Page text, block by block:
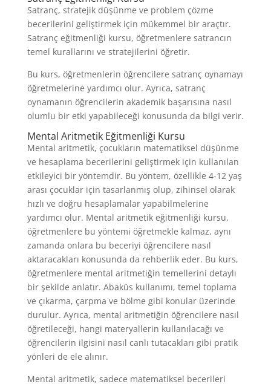
Satranç, stratejik düşünme ve problem çözme
becerilerini geliştirmek için mükemmel bir araçtır.
Satranç eğitmenliği kursu, öğretmenlere satrancın
temel kurallarını ve stratejilerini öğretir.
Bu kurs, öğretmenlerin öğrencilere satranç oynamayı
öğretmelerine yardımcı olur. Ayrıca, satranç
oynamanın öğrencilerin akademik başarısına nasıl
olumlu bir etki yapabileceği konusunda da bilgi verir.
Mental Aritmetik Eğitmenliği Kursu
Mental aritmetik, çocukların matematiksel düşünme
ve hesaplama becerilerini geliştirmek için kullanılan
etkileyici bir yöntemdir. Bu yöntem, özellikle 4-12 yaş
arası çocuklar için tasarlanmış olup, zihinsel olarak
hızlı ve doğru hesaplamalar yapabilmelerine
yardımcı olur. Mental aritmetik eğitmenliği kursu,
öğretmenlere bu yöntemi öğretmekle kalmaz, aynı
zamanda onlara bu beceriyi öğrencilere nasıl
aktaracakları konusunda da rehberlik eder. Bu kurs,
öğretmenlere mental aritmetiğin temellerini detaylı
bir şekilde anlatır. Abaküs kullanımı, temel toplama
ve çıkarma, çarpma ve bölme gibi konular üzerinde
durulur. Ayrıca, mental aritmetiğin öğrencilere nasıl
öğretileceği, hangi materyallerin kullanılacağı ve
öğrencilerin ilgisini nasıl canlı tutacakları gibi pratik
yönleri de ele alınır.
Mental aritmetik, sadece matematiksel becerileri